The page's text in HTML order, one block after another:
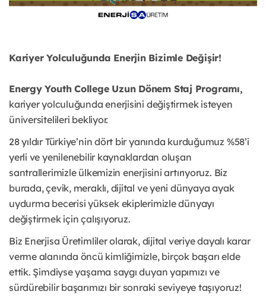
Kariyer Yolculuğunda Enerjin Bizimle Değişir!
Energy Youth College Uzun Dönem Staj Programı,
kariyer yolculuğunda enerjisini değiştirmek isteyen
üniversitelileri bekliyor.
28 yıldır Türkiye’nin dört bir yanında kurduğumuz %58’i
yerli ve yenilenebilir kaynaklardan oluşan
santrallerimizle ülkemizin enerjisini artırıyoruz. Biz
burada, çevik, meraklı, dijital ve yeni dünyaya ayak
uydurma becerisi yüksek ekiplerimizle dünyayı
değiştirmek için çalışıyoruz.
Biz Enerjisa Üretimliler olarak, dijital veriye dayalı karar
verme alanında öncü kimliğimizle, birçok başarı elde
ettik. Şimdiyse yaşama saygı duyan yapımızı ve
sürdürebilir başarımızı bir sonraki seviyeye taşıyoruz!